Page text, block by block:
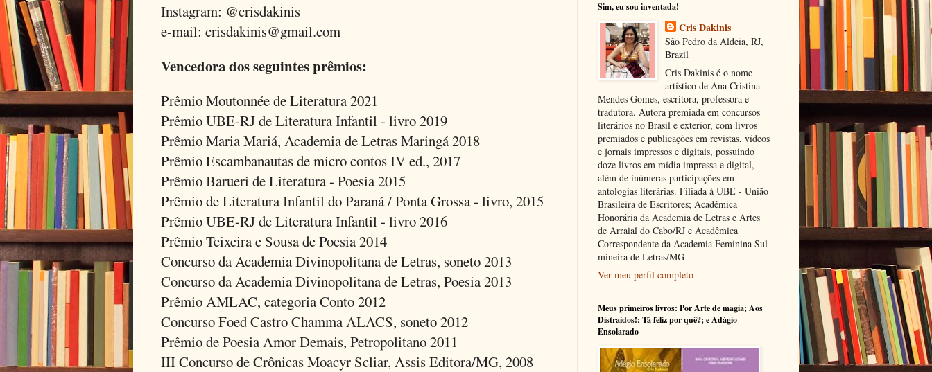
Instagram: @crisdakinis
e-mail: crisdakinis@gmail.com
Vencedora dos seguintes prêmios:
Prêmio Moutonnée de Literatura 2021
Prêmio UBE-RJ de Literatura Infantil - livro 2019
Prêmio Maria Mariá, Academia de Letras Maringá 2018
Prêmio Escambanautas de micro contos IV ed., 2017
Prêmio Barueri de Literatura - Poesia 2015
Prêmio de Literatura Infantil do Paraná / Ponta Grossa - livro, 2015
Prêmio UBE-RJ de Literatura Infantil - livro 2016
Prêmio Teixeira e Sousa de Poesia 2014
Concurso da Academia Divinopolitana de Letras, soneto 2013
Concurso da Academia Divinopolitana de Letras, Poesia 2013
Prêmio AMLAC, categoria Conto 2012
Concurso Foed Castro Chamma ALACS, soneto 2012
Prêmio de Poesia Amor Demais, Petropolitano 2011
III Concurso de Crônicas Moacyr Scliar, Assis Editora/MG, 2008
Sim, eu sou inventada!
Cris Dakinis
São Pedro da Aldeia, RJ,
Brazil
Cris Dakinis é o nome
artístico de Ana Cristina
Mendes Gomes, escritora, professora e
tradutora. Autora premiada em concursos
literários no Brasil e exterior, com livros
premiados e publicações em revistas, vídeos
e jornais impressos e digitais, possuindo
doze livros em mídia impressa e digital,
além de inúmeras participações em
antologias literárias. Filiada à UBE - União
Brasileira de Escritores; Acadêmica
Honorária da Academia de Letras e Artes
de Arraial do Cabo/RJ e Acadêmica
Correspondente da Academia Feminina Sul-
mineira de Letras/MG
Ver meu perfil completo
Meus primeiros livros: Por Arte de magia; Aos
Distraídos!; Tá feliz por quê?; e Adágio
Ensolarado